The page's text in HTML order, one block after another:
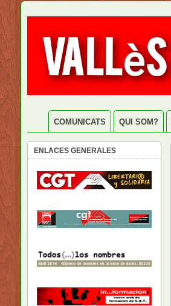
COMUNICATS QUI SOM?
ENLACES GENERALES